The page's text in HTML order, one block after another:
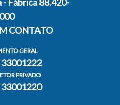
- Fábrica 88.420-
000
CONTATO
GERAL
PRIVADO